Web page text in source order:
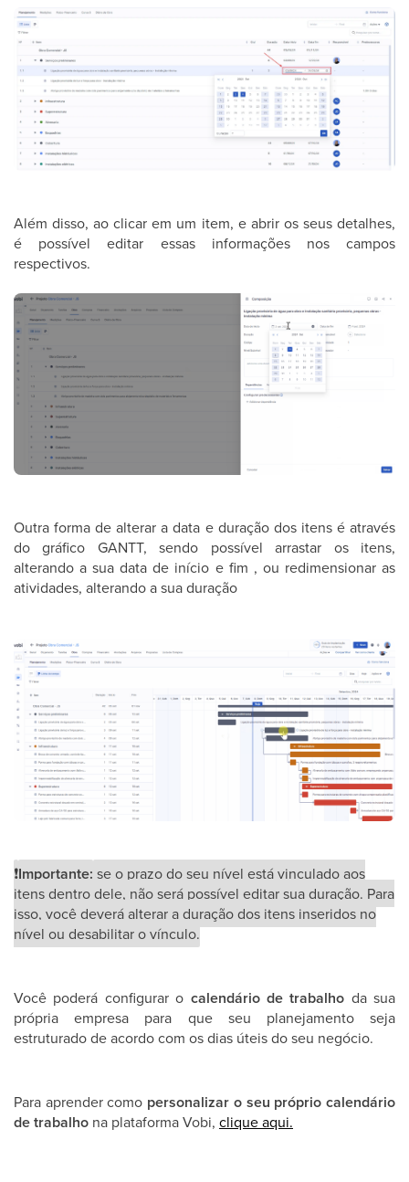
Além disso, ao clicar em um item, e abrir os seus detalhes,
é possível editar essas informações nos campos
respectivos.
Outra forma de alterar a data e duração dos itens é através
do gráfico GANTT, sendo possível arrastar os itens,
alterando a sua data de início e fim , ou redimensionar as
atividades, alterando a sua duração
❗Importante: se o prazo do seu nível está vinculado aos
itens dentro dele, não será possível editar sua duração. Para
isso, você deverá alterar a duração dos itens inseridos no
nível ou desabilitar o vínculo.
Você poderá configurar o calendário de trabalho da sua
própria empresa para que seu planejamento seja
estruturado de acordo com os dias úteis do seu negócio.
Para aprender como personalizar o seu próprio calendário
de trabalho na plataforma Vobi, clique aqui.